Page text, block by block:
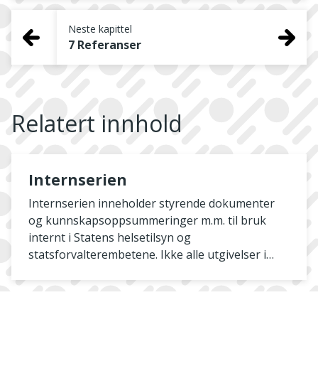
Neste kapittel
7 Referanser
Relatert innhold
Internserien
Internserien inneholder styrende dokumenter
og kunnskapsoppsummeringer m.m. til bruk
internt i Statens helsetilsyn og
statsforvalterembetene. Ikke alle utgivelser i